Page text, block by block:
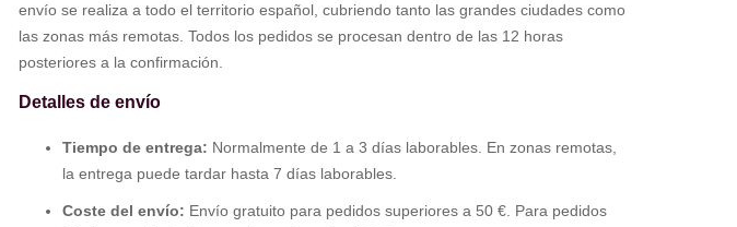
envío se realiza a todo el territorio español, cubriendo tanto las grandes ciudades como
las zonas más remotas. Todos los pedidos se procesan dentro de las 12 horas
posteriores a la confirmación.
Detalles de envío
Tiempo de entrega: Normalmente de 1 a 3 días laborables. En zonas remotas,
la entrega puede tardar hasta 7 días laborables.
Coste del envío: Envío gratuito para pedidos superiores a 50 €. Para pedidos